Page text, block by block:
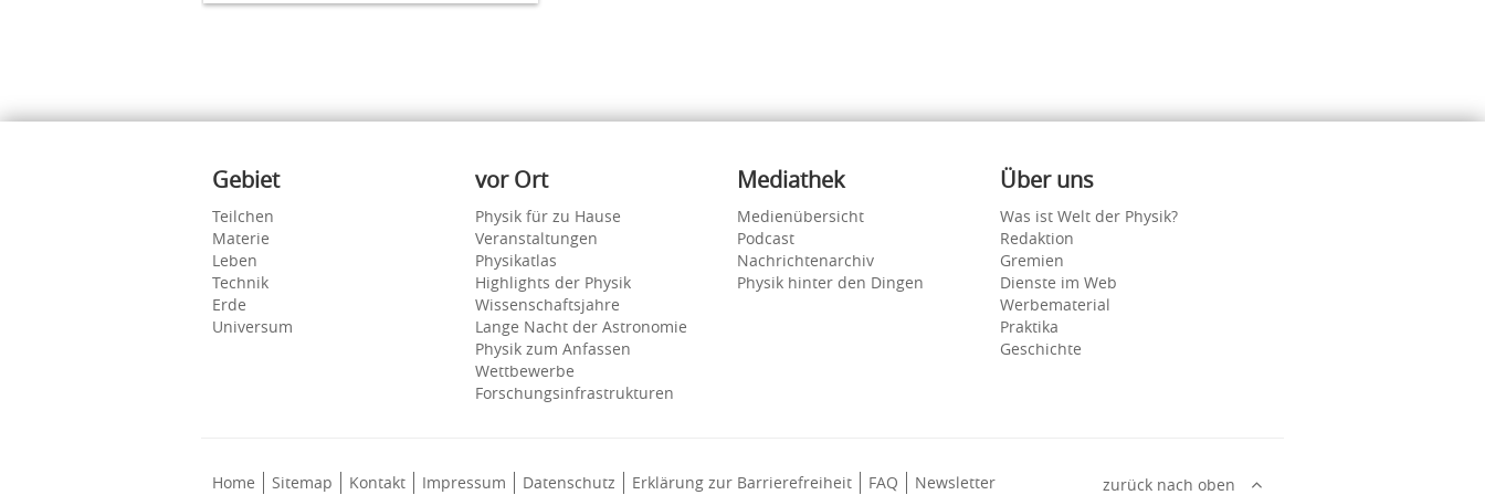
Inhalte
Gebiet
Teilchen
Materie
Leben
Technik
Erde
Universum
vor Ort
Physik für zu Hause
Veranstaltungen
Physikatlas
Highlights der Physik
Wissenschaftsjahre
Lange Nacht der Astronomie
Physik zum Anfassen
Wettbewerbe
Forschungsinfrastrukturen
Mediathek
Medienübersicht
Podcast
Nachrichtenarchiv
Physik hinter den Dingen
Über uns
Was ist Welt der Physik?
Redaktion
Gremien
Dienste im Web
Werbematerial
Praktika
Geschichte
Home Sitemap Kontakt Impressum Datenschutz Erklärung zur Barrierefreiheit FAQ Newsletter zurück nach oben